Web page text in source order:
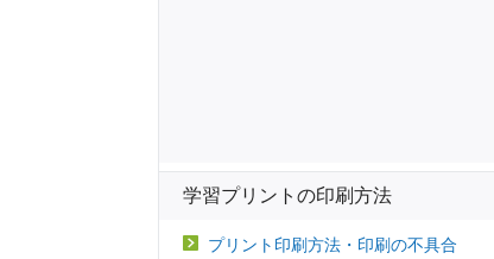
学習プリントの印刷方法
プリント印刷方法・印刷の不具合